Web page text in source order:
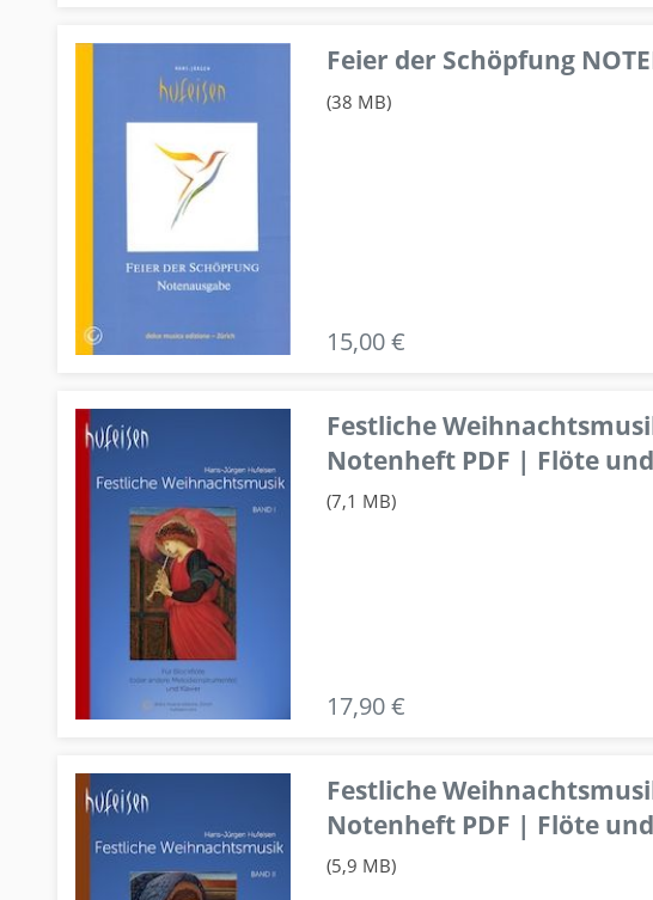
Feier der Schöpfung
(38 MB)
15,00 €
Festliche
Notenheft PDF | Flöte
(7,1 MB)
17,90 €
Festliche
Notenheft PDF | Flöte
(5,9 MB)